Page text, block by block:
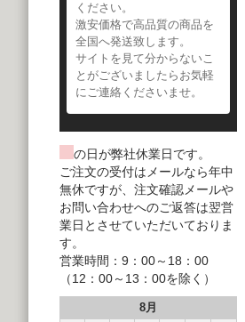
ください。
激安価格で高品質の商品を
全国へ発送致します。
サイトを見て分からないこ
とがございましたらお気軽
にご連絡くださいませ。
の日が弊社休業日です。
ご注文の受付はメールなら年中
無休ですが、注文確認メールや
お問い合わせへのご返答は翌営
業日とさせていただいておりま
す。
営業時間：9：00～18：00
（12：00～13：00を除く）
8月